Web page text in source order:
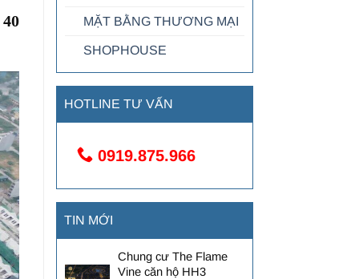
MẶT BẰNG THƯƠNG MẠI
SHOPHOUSE
HOTLINE TƯ VẤN
0919.875.966
TIN MỚI
Chung cư The Flame
Vine căn hộ HH3